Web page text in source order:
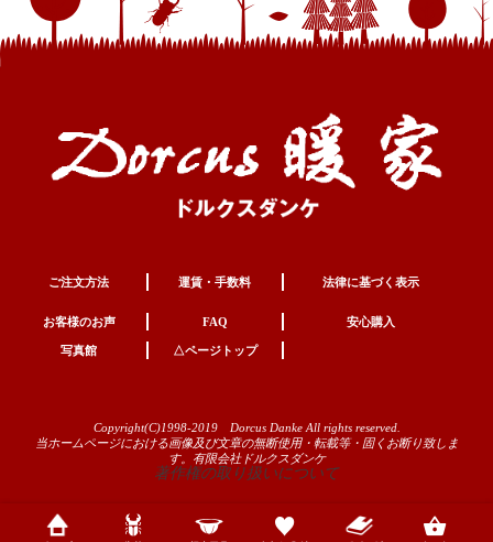
ご注文方法 運賃・手数料 法律に基づく表示
お客様のお声 FAQ 安心購入
写真館 △ページトップ
Copyright(C)1998-2019 Dorcus Danke All rights reserved.
当ホームページにおける画像及び文章の無断使用・転載等・固くお断り致しま
す。有限会社ドルクスダンケ
著作権の取り扱いについて